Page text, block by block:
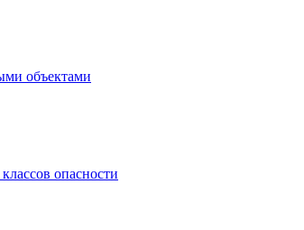
объектами
опасности